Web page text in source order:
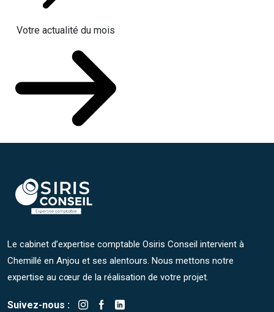
Votre actualité du mois
Le cabinet d’expertise comptable Osiris Conseil intervient à
Chemillé en Anjou et ses alentours. Nous mettons notre
expertise au cœur de la réalisation de votre projet.
Suivez-nous :